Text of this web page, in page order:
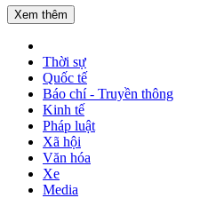
Xem thêm
Thời sự
Quốc tế
Báo chí - Truyền thông
Kinh tế
Pháp luật
Xã hội
Văn hóa
Xe
Media